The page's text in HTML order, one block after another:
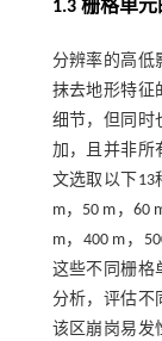
1.3 栅格单
分辨率的高低
抹去地形特征
细节，但同时
加，且并非所
文选取以下13
m，50 m，60
m，400 m，
这些不同栅格
分析，评估不
该区崩岗易发